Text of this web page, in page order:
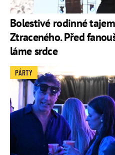
Bolestivé rodinné
Ztraceného. Před
láme srdce
PÁRTY